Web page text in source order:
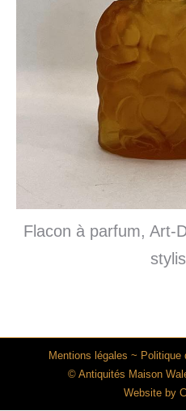
Flacon à parfum, Art-
Mentions légales ~ Politique
© Antiquités Maison
Website by